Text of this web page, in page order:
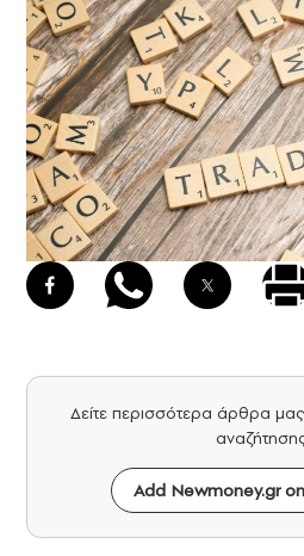
Δείτε περισσότερα άρθρα
Add Newmoney.gr